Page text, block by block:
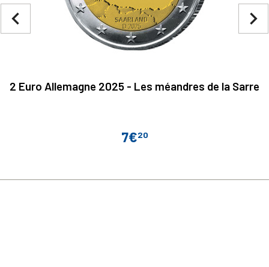
2 Euro Allemagne 2025 - Les méandres de la Sarre
Prix
7€20
navigate_next
navigate_before